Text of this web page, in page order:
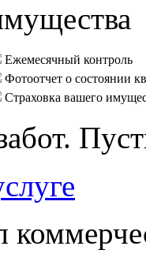
Ежемесячный контроль
Фотоотчет о состоянии
Страховка вашего